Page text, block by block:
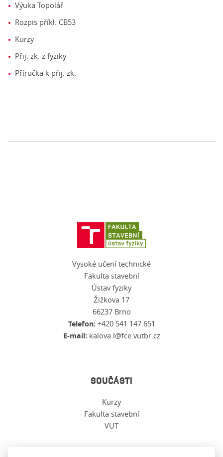
Výuka Topolář
Rozpis příkl. CB53
Kurzy
Přij. zk. z fyziky
Příručka k přij. zk.
Vysoké učení technické
Fakulta stavební
Ústav fyziky
Žižkova 17
66237 Brno
Telefon: +420 541 147 651
E-mail: kalova.l@fce.vutbr.cz
SOUČÁSTI
Kurzy
Fakulta stavební
VUT